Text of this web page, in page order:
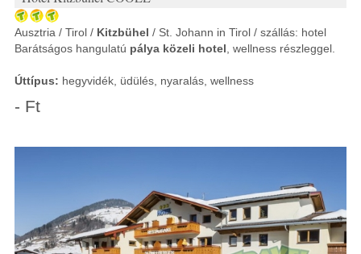
Ausztria / Tirol / Kitzbühel / St. Johann in Tirol / szállás: hotel
Barátságos hangulatú pálya közeli hotel , wellness részleggel.
Úttípus: hegyvidék, üdülés, nyaralás, wellness
- Ft